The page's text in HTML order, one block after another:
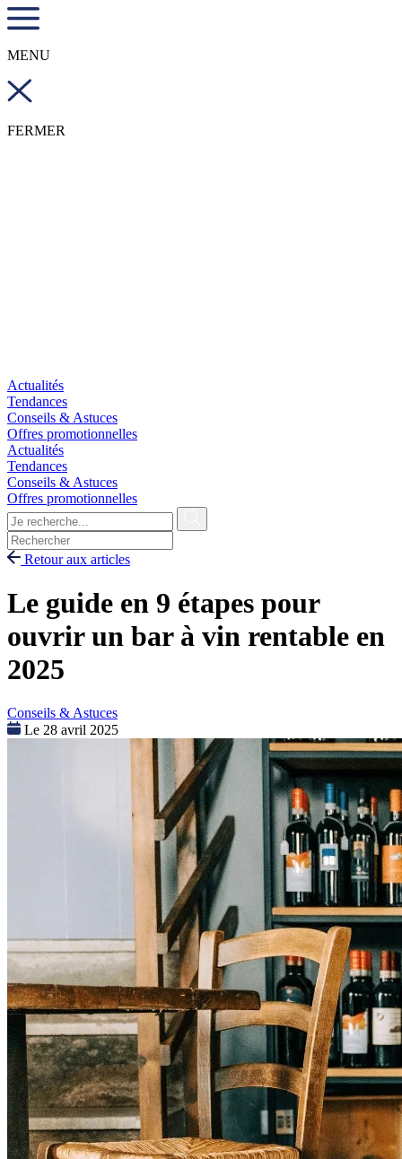
MENU
FERMER
Actualités
Tendances
Conseils & Astuces
Offres promotionnelles
Actualités
Tendances
Conseils & Astuces
Offres promotionnelles
Retour aux articles
Le guide en 9 étapes pour
ouvrir un bar à vin rentable en
2025
Conseils & Astuces
Le 28 avril 2025